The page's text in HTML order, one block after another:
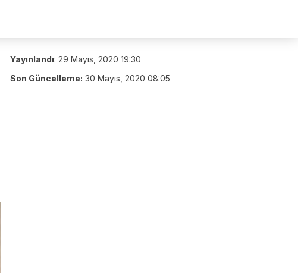
Yayınlandı: 29 Mayıs, 2020 19:30
Son Güncelleme: 30 Mayıs, 2020 08:05